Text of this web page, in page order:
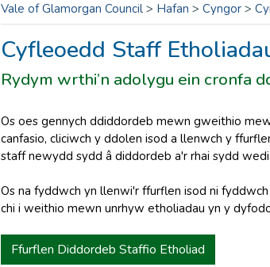
Vale of Glamorgan Council > Hafan > Cyngor >
Cyfleoedd Staff
Rydym wrthi’n adolygu ein cronfa
Os oes gennych ddiddordeb mewn gweithio
canfasio, cliciwch y ddolen isod a llenwch y
staff newydd sydd â diddordeb a'r rhai sydd
Os na fyddwch yn llenwi'r ffurflen isod ni
chi i weithio mewn unrhyw etholiadau yn y
Ffurflen Diddordeb Staffio Etholiad